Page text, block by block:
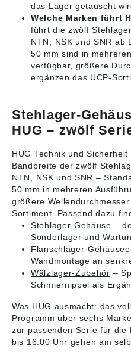
das Lager getauscht
Welche Marken führt
führt die zwölf
NTN, NSK und SNR ab
50 mm sind in
verfügbar, größere
ergänzen das UCP-
Stehlager-
HUG – zwölf
HUG Technik und
Bandbreite der zwölf
NTN, NSK und SNR –
50 mm in mehreren
größere
Sortiment. Passend dazu
Stehlager-Gehäuse –
Sonderlager und
Flanschlager-
Wandmontage an
Wälzlager-Zubehör –
Schmiernippel als
Was HUG ausmacht: das
Programm über sechs
zur passenden Serie für die
bis 16:00 Uhr gehen am